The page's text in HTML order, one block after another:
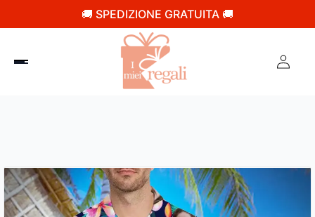
🚚 SPEDIZIONE GRATUITA 🚚